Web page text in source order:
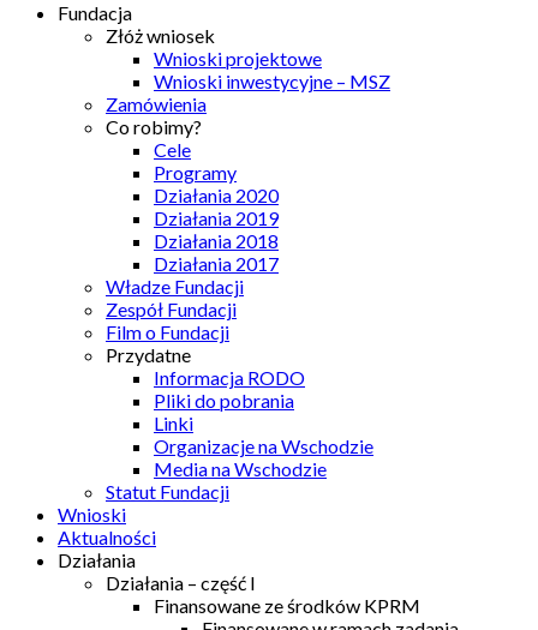
Fundacja
Złóż wniosek
Wnioski projektowe
Wnioski inwestycyjne – MSZ
Zamówienia
Co robimy?
Cele
Programy
Działania 2020
Działania 2019
Działania 2018
Działania 2017
Władze Fundacji
Zespół Fundacji
Film o Fundacji
Przydatne
Informacja RODO
Pliki do pobrania
Linki
Organizacje na Wschodzie
Media na Wschodzie
Statut Fundacji
Wnioski
Aktualności
Działania
Działania – część I
Finansowane ze środków KPRM